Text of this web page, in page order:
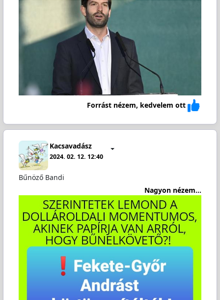
Forrást nézem, kedvelem ott
Kacsavadász
2024. 02. 12. 12:40
Bűnöző Bandi
Nagyon nézem...